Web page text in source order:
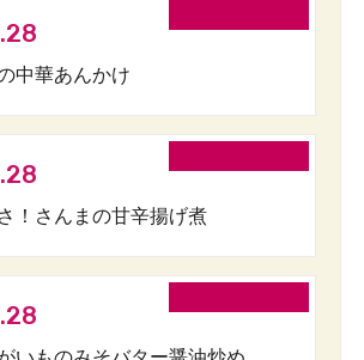
中華あんかけ
！さんまの甘辛揚げ煮